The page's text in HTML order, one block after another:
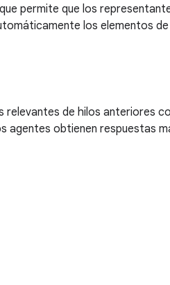
permite que los
los elementos
relevantes de hilos anteriores
obtienen respuestas